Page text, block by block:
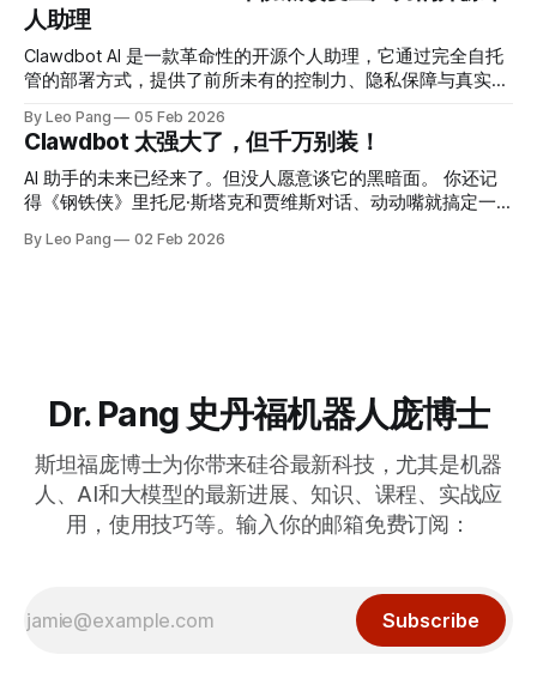
人助理
Clawdbot AI 是一款革命性的开源个人助理，它通过完全自托
管的部署方式，提供了前所未有的控制力、隐私保障与真实世
生活的方式——而这一切，只需通过你日常使用的聊天工具即
可完成。
By Leo Pang 05 Feb 2026
Clawdbot 太强大了，但千万别装！
AI 助手的未来已经来了。但没人愿意谈它的黑暗面。 你还记
得《钢铁侠》里托尼·斯塔克和贾维斯对话、动动嘴就搞定一
界的版本，就是最近火爆全网的Clawdbot （后改名为
By Leo Pang 02 Feb 2026
Dr. Pang 史丹福机器人庞博士
斯坦福庞博士为你带来硅谷最新科技，尤其是机器
人、AI和大模型的最新进展、知识、课程、实战应
用，使用技巧等。输入你的邮箱免费订阅：
Subscribe